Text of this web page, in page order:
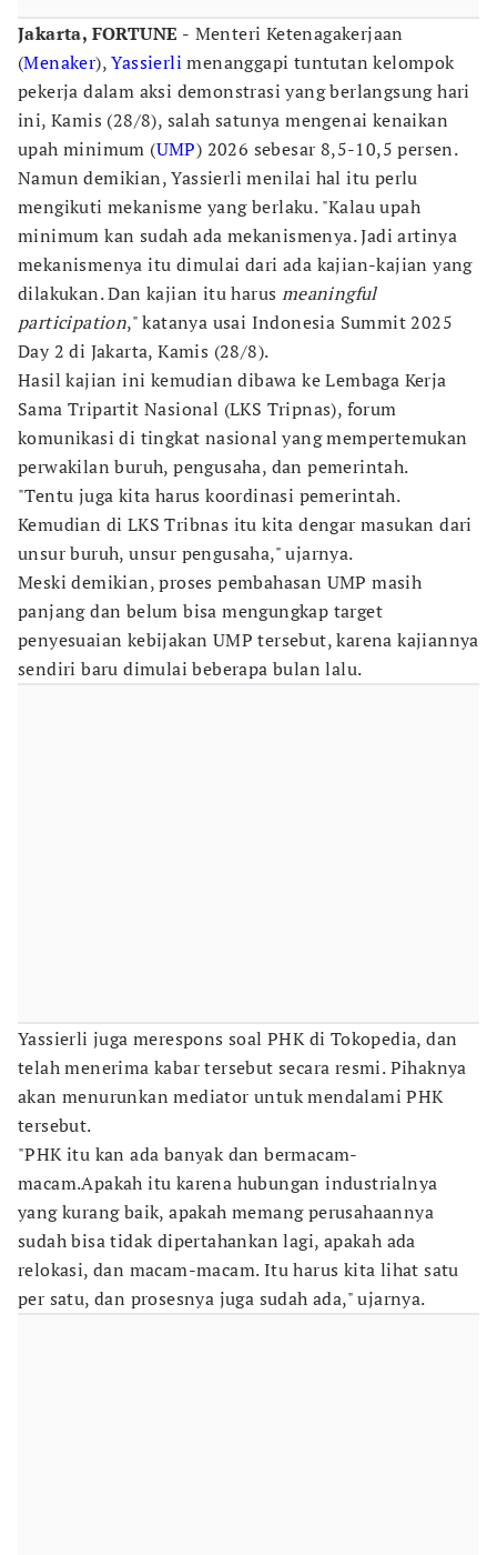
Jakarta, FORTUNE - Menteri Ketenagakerjaan
(Menaker),Yassierli menanggapi tuntutan kelompok
pekerja dalam aksi demonstrasi yang berlangsung hari
ini, Kamis (28/8), salah satunya mengenai kenaikan
upah minimum (UMP) 2026 sebesar 8,5-10,5 persen.
Namun demikian, Yassierli menilai hal itu perlu
mengikuti mekanisme yang berlaku. "Kalau upah
minimum kan sudah ada mekanismenya. Jadi artinya
mekanismenya itu dimulai dari ada kajian-kajian yang
dilakukan. Dan kajian itu harus meaningful
participation," katanya usai Indonesia Summit 2025
Day 2 di Jakarta, Kamis (28/8).
Hasil kajian ini kemudian dibawa ke Lembaga Kerja
Sama Tripartit Nasional (LKS Tripnas), forum
komunikasi di tingkat nasional yang mempertemukan
perwakilan buruh, pengusaha, dan pemerintah.
"Tentu juga kita harus koordinasi pemerintah.
Kemudian di LKS Tribnas itu kita dengar masukan dari
unsur buruh, unsur pengusaha," ujarnya.
Meski demikian, proses pembahasan UMP masih
panjang dan belum bisa mengungkap target
penyesuaian kebijakan UMP tersebut, karena kajiannya
sendiri baru dimulai beberapa bulan lalu.
Yassierli juga merespons soal PHK di Tokopedia, dan
telah menerima kabar tersebut secara resmi. Pihaknya
akan menurunkan mediator untuk mendalami PHK
tersebut.
"PHK itu kan ada banyak dan bermacam-
macam.Apakah itu karena hubungan industrialnya
yang kurang baik, apakah memang perusahaannya
sudah bisa tidak dipertahankan lagi, apakah ada
relokasi, dan macam-macam. Itu harus kita lihat satu
per satu, dan prosesnya juga sudah ada," ujarnya.